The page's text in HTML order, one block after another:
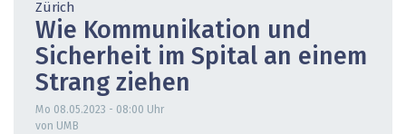
Zürich
Wie Kommunikation und
Sicherheit im Spital an einem
Strang ziehen
Mo 08.05.2023 - 08:00 Uhr
von UMB